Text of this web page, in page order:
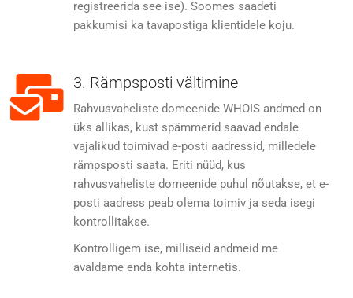
registreerida see ise). Soomes saadeti
pakkumisi ka tavapostiga klientidele koju.
3. Rämpsposti vältimine
Rahvusvaheliste domeenide WHOIS andmed on
üks allikas, kust spämmerid saavad endale
vajalikud toimivad e-posti aadressid, milledele
rämpsposti saata. Eriti nüüd, kus
rahvusvaheliste domeenide puhul nõutakse, et e-
posti aadress peab olema toimiv ja seda isegi
kontrollitakse.
Kontrolligem ise, milliseid andmeid me
avaldame enda kohta internetis.